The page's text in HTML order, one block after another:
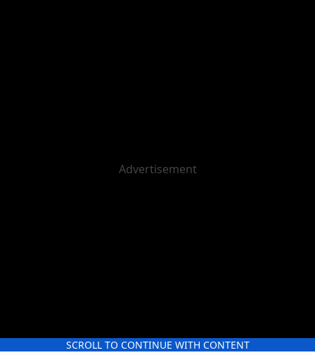
SCROLL TO CONTINUE WITH CONTENT